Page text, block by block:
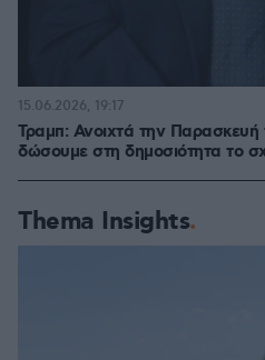
Τραμπ: Ανοιχτά την
δώσουμε στη δημοσιότητα το
15.06.2026, 19:17
Thema Insights